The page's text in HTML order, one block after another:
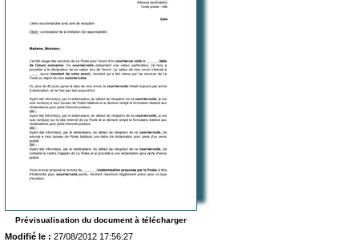
Prévisualisation du document à télécharger
Modifié le : 27/08/2012 17:56:27